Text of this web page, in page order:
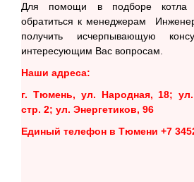
Для помощи в подборе котла
обратиться к менеджерам
получить исчерпывающую
интересующим Вас вопросам.
Наши адреса:
г. Тюмень, ул. Народная, 18;
стр. 2; ул. Энергетиков, 96
Единый телефон в Тюмени +7